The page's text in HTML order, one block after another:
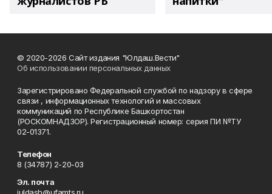
© 2020-2026 Сайт издания "Юлдаш.Вести"
Об использовании персональных данных
Зарегистрировано Федеральной службой по надзору в сфере
связи , информационных технологий и массовых
коммуникаций по Республике Башкортостан
(РОСКОМНАДЗОР). Регистрационный номер: серия ПИ №ТУ
02-01371.
Телефон
8 (34787) 2-20-03
Эл. почта